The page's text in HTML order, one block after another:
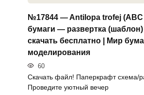
№17844 — Antilopa trofej (ABC
бумаги — развертка
скачать бесплатно | Мир
моделирования
60
Скачать файл! Паперкрафт схема/
Проведите уютный вечер